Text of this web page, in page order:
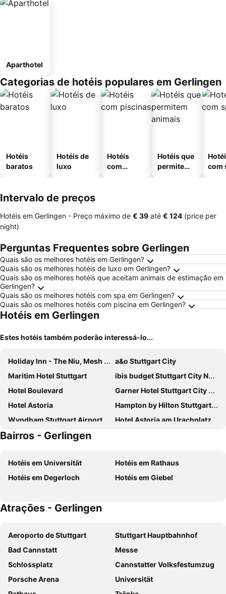
Aparthotel
Categorias de hotéis populares em Gerlingen
Hotéis
baratos
Hotéis de
luxo
Hotéis
com
Hotéis que
permitem
com
Intervalo de preços
Hotéis em Gerlingen - Preço máximo de ‎€ 39 até ‎€ 124 (price per
night)
Perguntas Frequentes sobre Gerlingen
Quais são os melhores hotéis em Gerlingen?
Quais são os melhores hotéis de luxo em Gerlingen?
Quais são os melhores hotéis que aceitam animais de estimação em
Gerlingen?
Quais são os melhores hotéis com spa em Gerlingen?
Quais são os melhores hotéis com piscina em Gerlingen?
Hotéis em Gerlingen
Estes hotéis também poderão interessá-lo...
Holiday Inn - The Niu, Mesh Stuttgart Messe By Ihg
a&o Stuttgart City
Maritim Hotel Stuttgart
ibis budget Stuttgart City Nord
Hotel Boulevard
Garner Hotel Stuttgart City Centre by IHG
Hotel Astoria
Hampton by Hilton Stuttgart City Centre
Wyndham Stuttgart Airport Messe
Hotel Astoria am Urachplatz
Mövenpick Hotel Stuttgart Airport
Hilton Garden Inn Stuttgart NeckarPark
Essential by Dorint Stuttgart-Airport
Garner Hotel Stuttgart - Zuffenhausen By Ihg
ARCOTEL Camino Stuttgart
Premier Inn Stuttgart City Centre
Premier Inn Stuttgart Feuerbach
Hotel BaWü
Arthotel ANA Neotel, Trademark Collection by Wyndham
V8 HOTEL Motorworld Region Stuttgart
Hotel Strohgäu
Le Méridien Stuttgart
Aparthotel Adagio Stuttgart Neckarpark
ibis Stuttgart Airport Messe
Bairros - Gerlingen
Hotéis em Universität
Hotéis em Rathaus
Hotéis em Degerloch
Hotéis em Giebel
Atrações - Gerlingen
Aeroporto de Stuttgart
Stuttgart Hauptbahnhof
Bad Cannstatt
Messe
Schlossplatz
Cannstatter Volksfestumzug
Porsche Arena
Universität